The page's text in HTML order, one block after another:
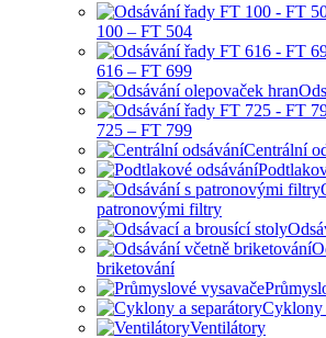
100 – FT 504
616 – FT 699
725 – FT 799
Centrální
patronovými filtry
briketování
Cyklony
Ventilátory